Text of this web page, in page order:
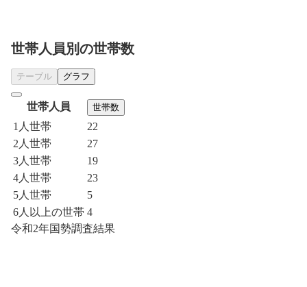
世帯人員別の世帯数
テーブル グラフ
世帯人員 世帯数
1人世帯
22
2人世帯
27
3人世帯
19
4人世帯
23
5人世帯
5
6人以上の世帯 4
令和2年国勢調査結果